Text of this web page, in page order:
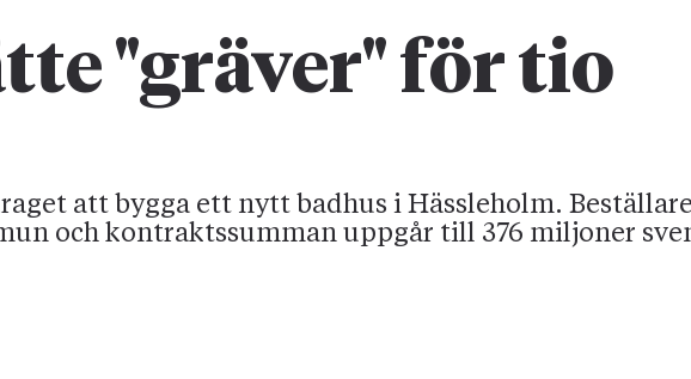
"gräver" för tio
att bygga ett nytt badhus i Hässleholm.
och kontraktssumman uppgår till 376 miljoner